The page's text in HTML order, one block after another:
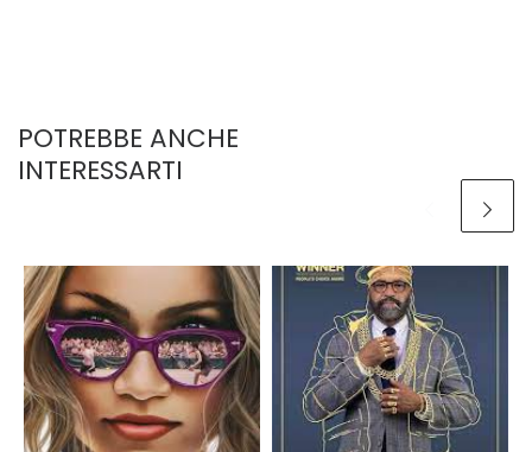
POTREBBE ANCHE
INTERESSARTI